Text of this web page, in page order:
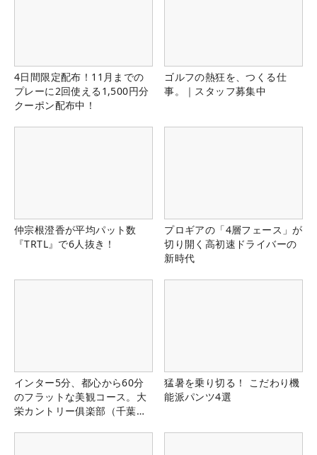
4日間限定配布！11月までの
プレーに2回使える1,500円分
クーポン配布中！
ゴルフの熱狂を、つくる仕
事。｜スタッフ募集中
仲宗根澄香が平均パット数
『TRTL』で6人抜き！
プロギアの「4層フェース」が
切り開く高初速ドライバーの
新時代
インター5分、都心から60分
のフラットな美観コース。大
栄カントリー俱楽部（千葉
猛暑を乗り切る！ こだわり機
能派パンツ4選